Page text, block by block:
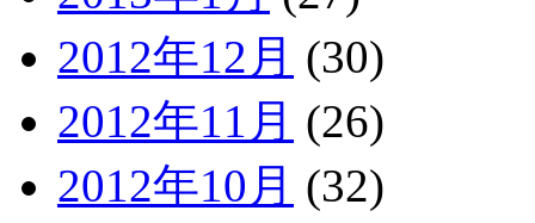
2012年12月 (30)
2012年11月 (26)
2012年10月 (32)